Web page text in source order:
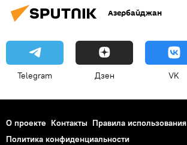
Азербайджан
Telegram Дзен VK
О проекте Контакты Правила использования
Политика конфиденциальности